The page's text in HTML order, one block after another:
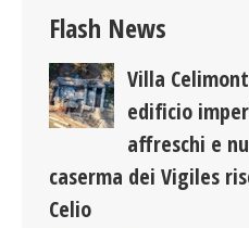
Flash News
Villa
edificio
affreschi e
caserma dei Vigiles
Celio